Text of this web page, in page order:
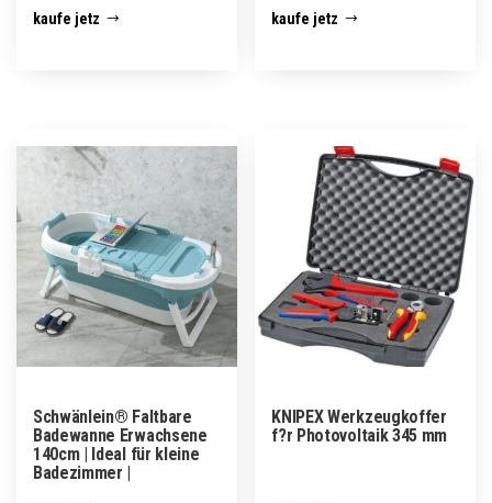
kaufe jetz kaufe jetz
Schwänlein® Faltbare
Badewanne Erwachsene
140cm | Ideal für kleine
Badezimmer |
KNIPEX Werkzeugkoffer
f?r Photovoltaik 345 mm